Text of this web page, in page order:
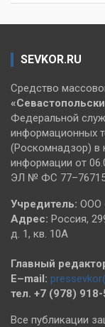
SEVKOR.RU
Средство
Федеральной
информационных
(Роскомнадзор) в
информации от
ЭЛ № ФС
Учредитель: ООО
Адрес: Россия,
д. 1, кв. 10А
Главный
E–mail:
тел. +7 (978)
Все публикации